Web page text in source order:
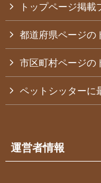
トップページ掲載
都道府県ページの
市区町村ページの
ペットシッターに
運営者情報